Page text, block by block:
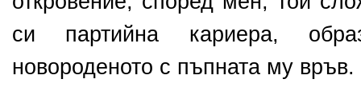
си партийна кариера,
новороденото с пъпната му връв.